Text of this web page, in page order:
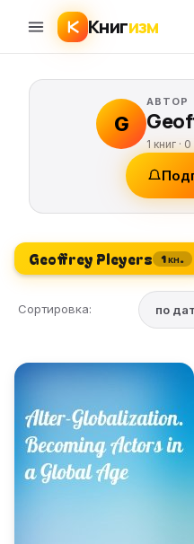
Книгизм
G
АВТОР
1 книг ·0
Geoffrey Pleyers 1 кн.
Сортировка: по